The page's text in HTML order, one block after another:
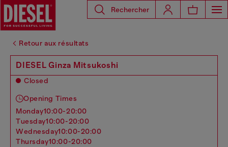
Rechercher
Retour aux résultats
DIESEL Ginza Mitsukoshi
Closed
Opening Times
monday10:00-20:00
tuesday10:00-20:00
wednesday10:00-20:00
thursday10:00-20:00